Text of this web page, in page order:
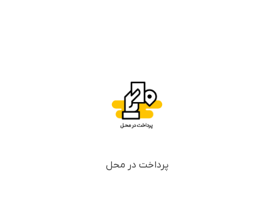
پرداخت در محل